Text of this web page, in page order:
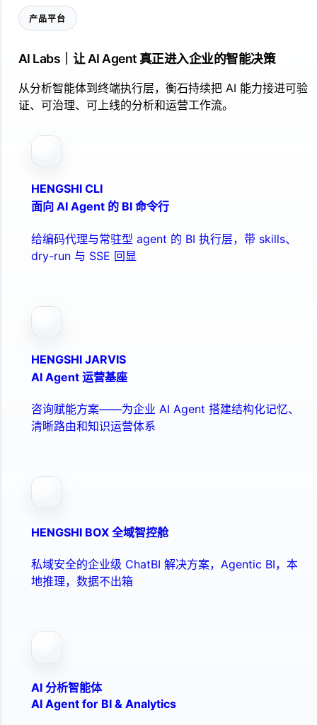
产品平台
AI Labs｜让 AI Agent 真正进入企业的智能决策
从分析智能体到终端执行层，衡石持续把 AI 能力接进可验
证、可治理、可上线的分析和运营工作流。
HENGSHI CLI
面向 AI Agent 的 BI 命令行
给编码代理与常驻型 agent 的 BI 执行层，带 skills、
dry-run 与 SSE 回显
HENGSHI JARVIS
AI Agent 运营基座
咨询赋能方案——为企业 AI Agent 搭建结构化记忆、
清晰路由和知识运营体系
HENGSHI BOX 全域智控舱
私域安全的企业级 ChatBI 解决方案，Agentic BI，本
地推理，数据不出箱
AI 分析智能体
AI Agent for BI & Analytics